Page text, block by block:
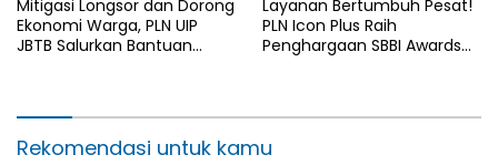
Mitigasi Longsor dan Dorong
Ekonomi Warga, PLN UIP
JBTB Salurkan Bantuan
Layanan Bertumbuh Pesat!
PLN Icon Plus Raih
Penghargaan SBBI Awards
Rekomendasi untuk kamu